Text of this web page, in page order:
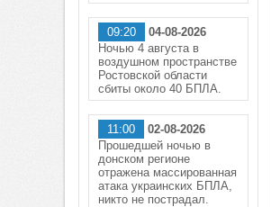
09:20
04-08-2026
Ночью 4 августа в
воздушном пространстве
Ростовской области
сбиты около 40 БПЛА.
11:00
02-08-2026
Прошедшей ночью в
донском регионе
отражена массированная
атака украинских БПЛА,
никто не пострадал.